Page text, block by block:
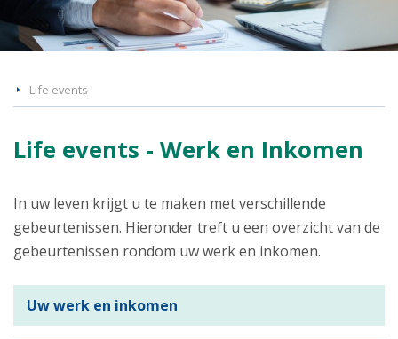
Life events
Life events - Werk en Inkomen
In uw leven krijgt u te maken met verschillende
gebeurtenissen. Hieronder treft u een overzicht van de
gebeurtenissen rondom uw werk en inkomen.
Uw werk en inkomen